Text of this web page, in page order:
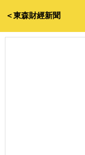
＜東森財經新聞